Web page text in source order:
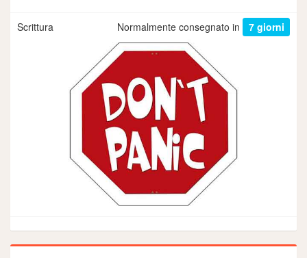
Scrittura Normalmente consegnato in 7 giorni